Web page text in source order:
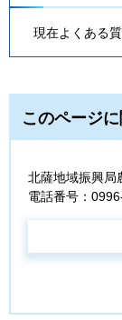
現在よくある
このページ
北薩地域振興局
電話番号：